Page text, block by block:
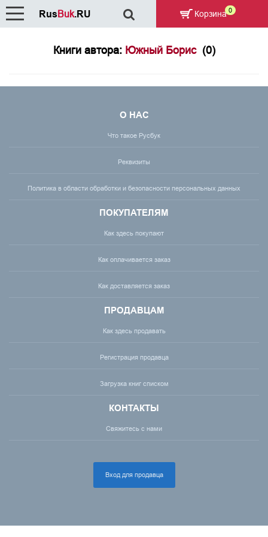
Книги автора: Южный Борис (0)
О НАС
Что такое Русбук
Реквизиты
Политика в области обработки и безопасности персональных данных
ПОКУПАТЕЛЯМ
Как здесь покупают
Как оплачивается заказ
Как доставляется заказ
ПРОДАВЦАМ
Как здесь продавать
Регистрация продавца
Загрузка книг списком
КОНТАКТЫ
Свяжитесь с нами
Вход для продавца
RusBuk.RU Корзина 0